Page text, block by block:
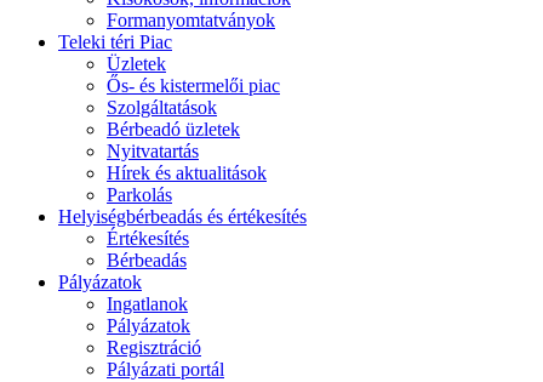
Formanyomtatványok
Teleki téri Piac
Üzletek
Ős- és kistermelői piac
Szolgáltatások
Bérbeadó üzletek
Nyitvatartás
Hírek és aktualitások
Parkolás
Helyiségbérbeadás és értékesítés
Értékesítés
Bérbeadás
Pályázatok
Ingatlanok
Pályázatok
Regisztráció
Pályázati portál